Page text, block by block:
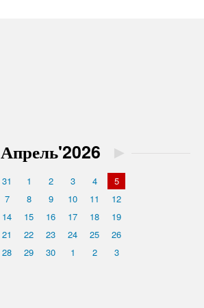
Апрель'2026 ►
31 1 2 3 4
5
7 8 9 10 11
12
14 15 16 17 18
19
21 22 23 24 25
26
28 29 30 1 2 3